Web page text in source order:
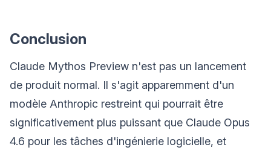
Conclusion
Claude Mythos Preview n'est pas un lancement
de produit normal. Il s'agit apparemment d'un
modèle Anthropic restreint qui pourrait être
significativement plus puissant que Claude Opus
4.6 pour les tâches d'ingénierie logicielle, et